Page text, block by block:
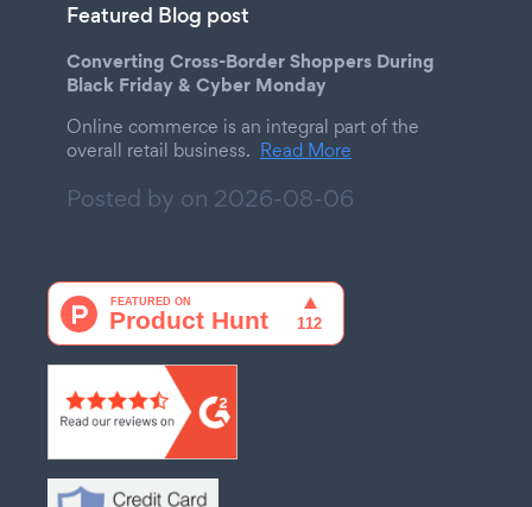
Featured Blog post
Converting Cross-Border Shoppers During
Black Friday & Cyber Monday
Online commerce is an integral part of the
overall retail business. Read More
Posted by on 2026-08-06